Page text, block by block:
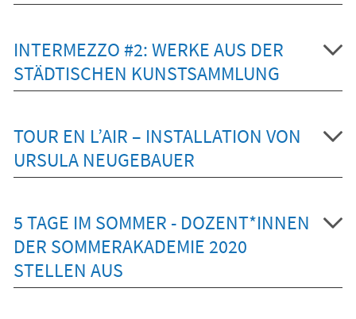
INTERMEZZO #2: WERKE AUS DER
STÄDTISCHEN KUNSTSAMMLUNG
TOUR EN L’AIR – INSTALLATION VON
URSULA NEUGEBAUER
5 TAGE IM SOMMER - DOZENT*INNEN
DER SOMMERAKADEMIE 2020
STELLEN AUS